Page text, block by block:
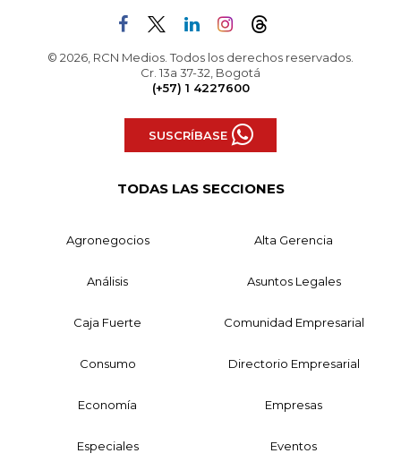
© 2026, RCN Medios. Todos los derechos reservados.
Cr. 13a 37-32, Bogotá
(+57) 1 4227600
SUSCRÍBASE
TODAS LAS SECCIONES
Agronegocios Alta Gerencia
Análisis Asuntos Legales
Caja Fuerte Comunidad Empresarial
Consumo Directorio Empresarial
Economía Empresas
Especiales Eventos